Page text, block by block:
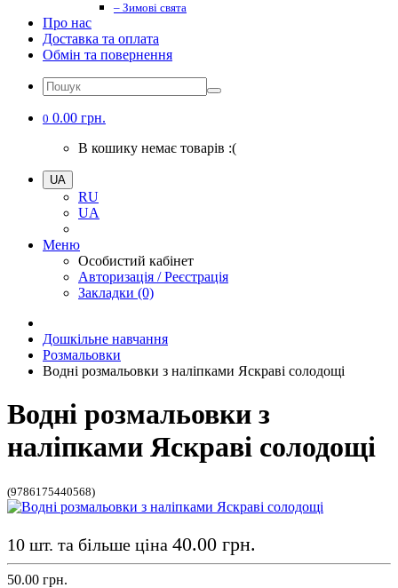
– Зимові свята
Про нас
Доставка та оплата
Обмін та повернення
0 0.00 грн.
В кошику немає товарів :(
UA
RU
UA
Меню
Особистий кабінет
Авторизація / Реєстрація
Закладки (0)
Дошкільне навчання
Розмальовки
Водні розмальовки з наліпками Яскраві солодощі
Водні розмальовки з
наліпками Яскраві солодощі
(9786175440568)
10 шт. та більше ціна 40.00 грн.
50.00 грн.